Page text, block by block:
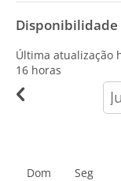
Disponibilidade
Última atualização
16 horas
Dom Seg